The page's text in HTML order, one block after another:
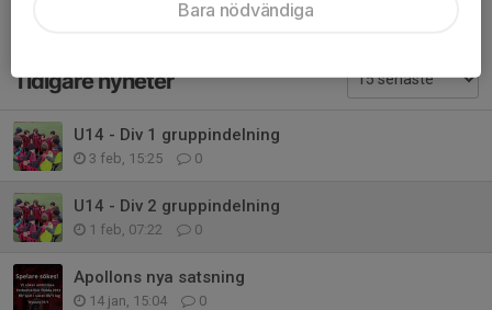
Tidigare nyheter
U14 - Div 1 gruppindelning
3 feb, 15:25 0
U14 - Div 2 gruppindelning
1 feb, 07:22 0
Apollons nya satsning
14 jan, 15:04 0
Bara nödvändiga